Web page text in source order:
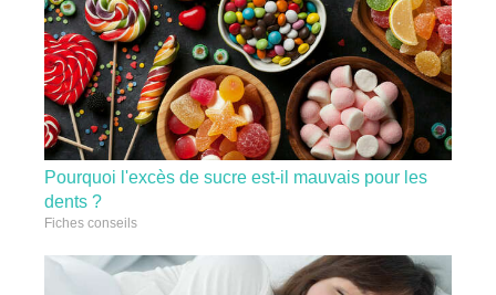
Pourquoi l'excès de sucre est-il mauvais pour les
dents ?
Fiches conseils